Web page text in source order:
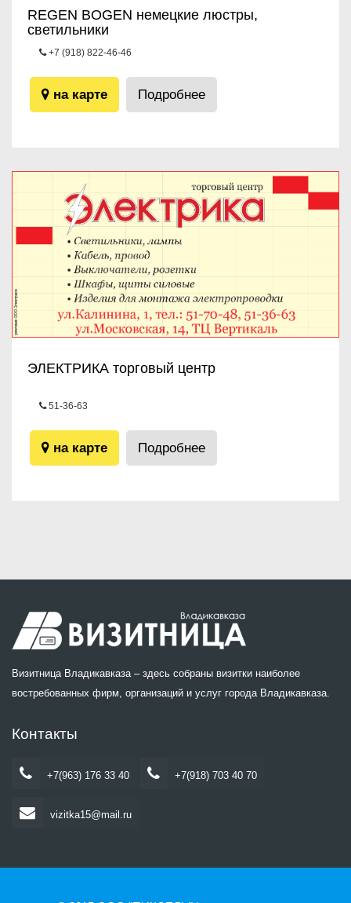
REGEN BOGEN немецкие люстры,
светильники
+7 (918) 822-46-46
на карте Подробнее
ЭЛЕКТРИКА торговый центр
51-36-63
на карте Подробнее
Визитница Владикавказа – здесь собраны визитки наиболее
востребованных фирм, организаций и услуг города Владикавказа.
Контакты
+7(963) 176 33 40 +7(918) 703 40 70
vizitka15@mail.ru